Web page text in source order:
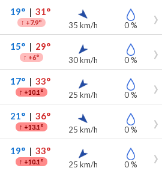
19°| 31°
↑ +7.9° 35 km/h 0 %
15°| 29°
↑ +6° 30 km/h 0 %
17°| 33°
↑ +10.1° 25 km/h 0 %
21°| 36°
↑ +13.1° 25 km/h 0 %
19°| 33°
↑ +10.1° 25 km/h 0 %